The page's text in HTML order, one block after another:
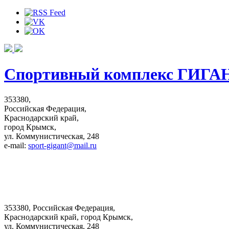
Спортивный комплекс
353380,
Российская Федерация,
Краснодарский край,
город Крымск,
ул. Коммунистическая, 248
e-mail: sport-gigant@mail.ru
353380, Российская Федерация,
Краснодарский край, город Крымск,
ул. Коммунистическая, 248